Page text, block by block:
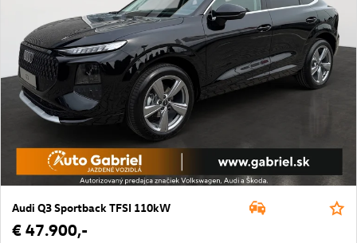
Audi Q3 Sportback TFSI 110kW
€ 47.900,-